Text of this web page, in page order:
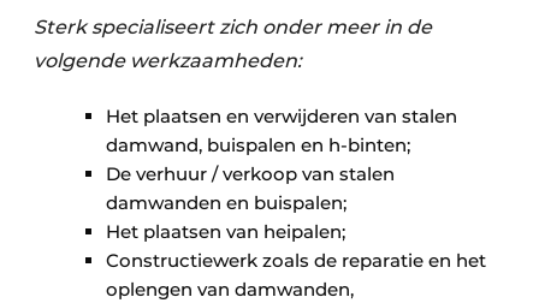
Sterk specialiseert zich onder meer in de
volgende werkzaamheden:
Het plaatsen en verwijderen van stalen
damwand, buispalen en h-binten;
De verhuur / verkoop van stalen
damwanden en buispalen;
Het plaatsen van heipalen;
Constructiewerk zoals de reparatie en het
oplengen van damwanden,